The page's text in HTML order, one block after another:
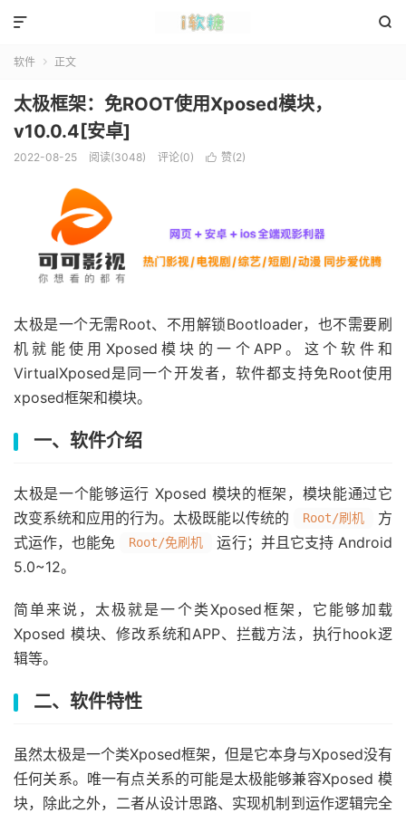


软件  正文
太极框架：免ROOT使用Xposed模块，
v10.0.4[安卓]
2022-08-25 阅读(3048) 评论(0)  赞(2)
太极是一个无需Root、不用解锁Bootloader，也不需要刷
机就能使用Xposed模块的一个APP。这个软件和
VirtualXposed是同一个开发者，软件都支持免Root使用
xposed框架和模块。
一、软件介绍
太极是一个能够运行 Xposed 模块的框架，模块能通过它
改变系统和应用的行为。太极既能以传统的
Root/刷机
方
式运作，也能免
Root/免刷机
运行；并且它支持 Android
5.0~12。
简单来说，太极就是一个类Xposed框架，它能够加载
Xposed 模块、修改系统和APP、拦截方法，执行hook逻
辑等。
二、软件特性
虽然太极是一个类Xposed框架，但是它本身与Xposed没有
任何关系。唯一有点关系的可能是太极能够兼容Xposed 模
块，除此之外，二者从设计思路、实现机制到运作逻辑完全